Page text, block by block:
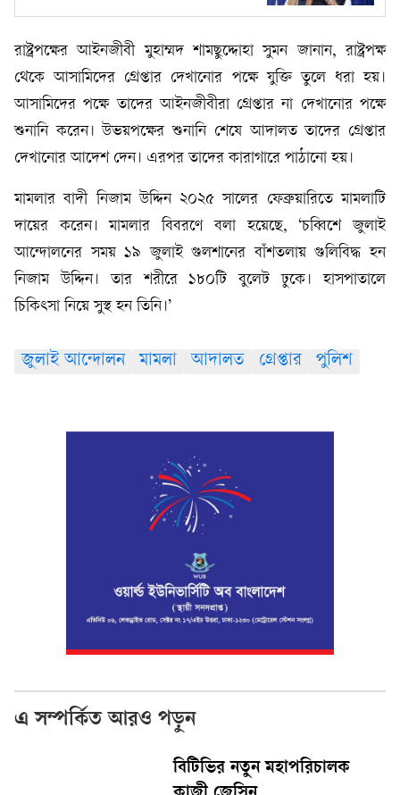
রাষ্ট্রপক্ষের আইনজীবী মুহাম্মদ শামছুদ্দোহা সুমন জানান, রাষ্ট্রপক্ষ
থেকে আসামিদের গ্রেপ্তার দেখানোর পক্ষে যুক্তি তুলে ধরা হয়।
আসামিদের পক্ষে তাদের আইনজীবীরা গ্রেপ্তার না দেখানোর পক্ষে
শুনানি করেন। উভয়পক্ষের শুনানি শেষে আদালত তাদের গ্রেপ্তার
দেখানোর আদেশ দেন। এরপর তাদের কারাগারে পাঠানো হয়।
মামলার বাদী নিজাম উদ্দিন ২০২৫ সালের ফেব্রুয়ারিতে মামলাটি
দায়ের করেন। মামলার বিবরণে বলা হয়েছে, ‘চব্বিশে জুলাই
আন্দোলনের সময় ১৯ জুলাই গুলশানের বাঁশতলায় গুলিবিদ্ধ হন
নিজাম উদ্দিন। তার শরীরে ১৮০টি বুলেট ঢুকে। হাসপাতালে
চিকিৎসা নিয়ে সুস্থ হন তিনি।’
জুলাই আন্দোলন মামলা আদালত গ্রেপ্তার পুলিশ
এ সম্পর্কিত আরও পড়ুন
বিটিভির নতুন মহাপরিচালক